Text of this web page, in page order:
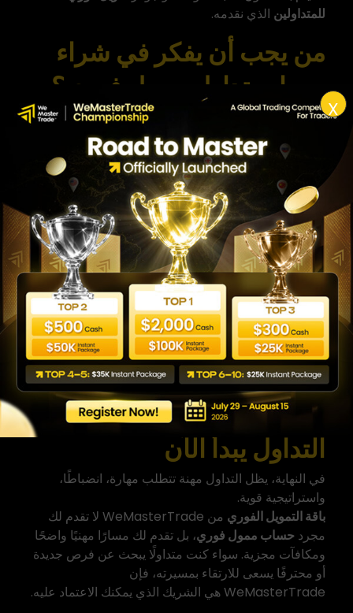
X
للمتداولين الذي نقدمه.
من يجب أن يفكر في شراء
حساب تداول ممول فوري؟
قد تتساءل: هل هذا الخيار مناسب لي؟شراء حساب تداول
فوري يعد الخيار المثالي إذا كنت:
متداولًا محترفًا:تملك استراتيجية تداول ناجحة
وتثق في قدرتك على تحقيق نتائج إيجابية.
تريد تجاوز التحديات:سئمت من القواعد الصارمة
والضغوط النفسية التي تفرضها التحديات التقليدية.
تبحث عن مرونة كاملة:تفضل التداول في أي
وقت وبأي استراتيجية دون قيود.
تتطلع إلى التداول برأس مال كبير:تريد الانتقال
مباشرة من التداول برأسمال محدود إلى التداول
بمبالغ كبيرة.
لا تضيع المزيد من الوقت في انتظار الفرصة. إنالحساب
الممول الفوريهو وسيلة للاستفادة من مهاراتك اليوم.
الخلاصة: مستقبلك في
التداول يبدأ الآن
في النهاية، يظل التداول مهنة تتطلب مهارة، انضباطًا،
واستراتيجية قوية.
باقة التمويل الفوري من WeMasterTrade
لا تقدم لك
مجرد حساب ممول فوري، بل تقدم لك مسارًا مهنيًا واضحًا
ومكافآت مجزية. سواء كنت متداولًا يبحث عن فرص جديدة
أو محترفًا يسعى للارتقاء بمسيرته، فإن
WeMasterTrade هي الشريك الذي يمكنك الاعتماد عليه.